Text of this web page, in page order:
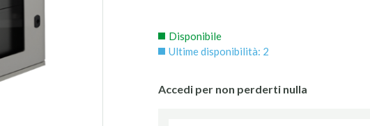
Disponibile
Ultime disponibilità: 2
Accedi per non perderti nulla